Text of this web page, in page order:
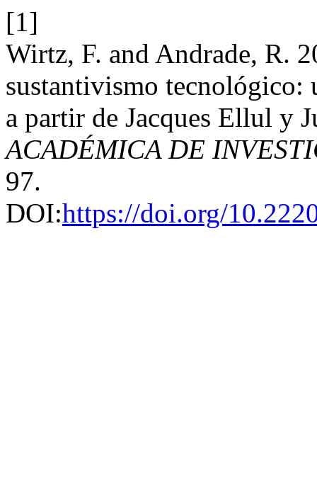
[1]
Wirtz, F. and Andrade, R.
sustantivismo
a partir de Jacques Ellul y
ACADÉMICA DE
97.
DOI:https://doi.org/